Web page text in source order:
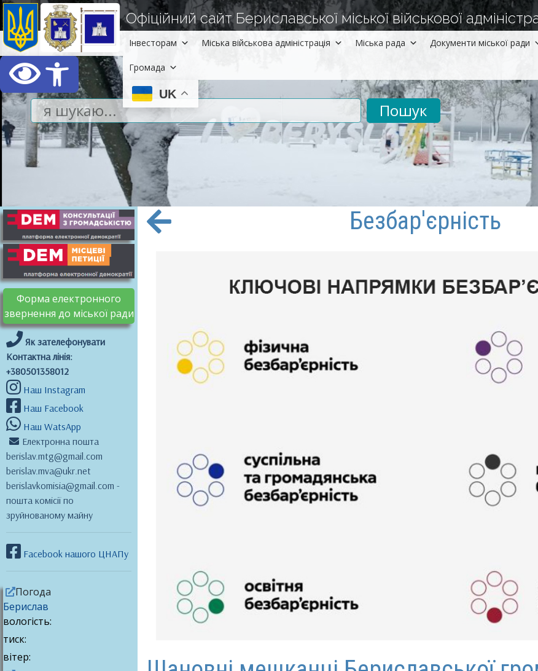
Відкрити Панель інструментів
Офіційний сайт Бериславської міської військової
Інвесторам Міська військова адміністрація Міська рада Документи міської ради
Громада
UK
Форма електронного
звернення до міської ради
Як зателефонувати
Контактна лінія:
+380501358012
Наш Instagram
Наш Facebook
Наш WatsApp
Електронна пошта
berislav.mtg@gmail.com
berislav.mva@ukr.net
berislavkomisia@gmail.com -
пошта комісії по
зруйнованому майну
Facebook нашого ЦНАПу
Погода
Берислав
вологість:
тиск:
вітер:
Безбар'єрність